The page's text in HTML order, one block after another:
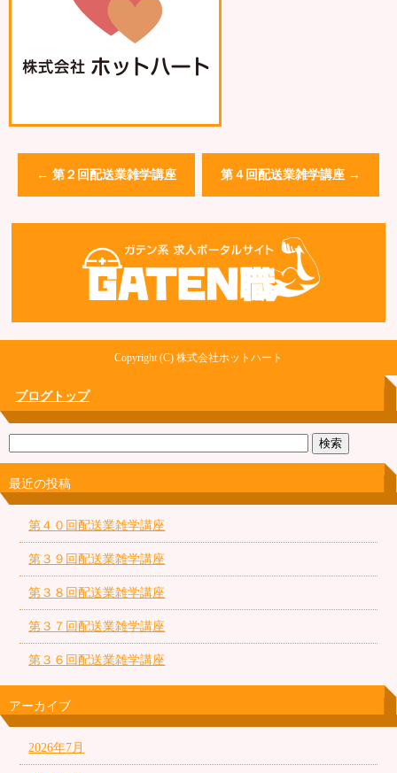
← 第２回配送業雑学講座 第４回配送業雑学講座 →
Copyright (C) 株式会社ホットハート
ブログトップ
最近の投稿
第４０回配送業雑学講座
第３９回配送業雑学講座
第３８回配送業雑学講座
第３７回配送業雑学講座
第３６回配送業雑学講座
アーカイブ
2026年7月